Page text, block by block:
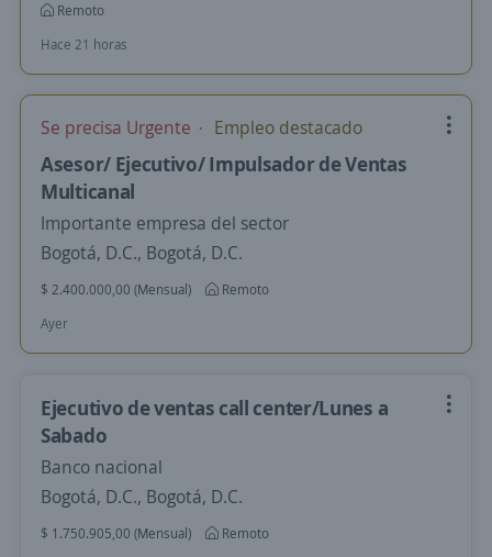
Remoto
Hace 21 horas
Se precisa Urgente Empleo destacado
Asesor/ Ejecutivo/ Impulsador de Ventas
Multicanal
Importante empresa del sector
Bogotá, D.C., Bogotá, D.C.
$ 2.400.000,00 (Mensual)
Remoto
Ayer
Ejecutivo de ventas call center/Lunes a
Sabado
Banco nacional
Bogotá, D.C., Bogotá, D.C.
$ 1.750.905,00 (Mensual)
Remoto